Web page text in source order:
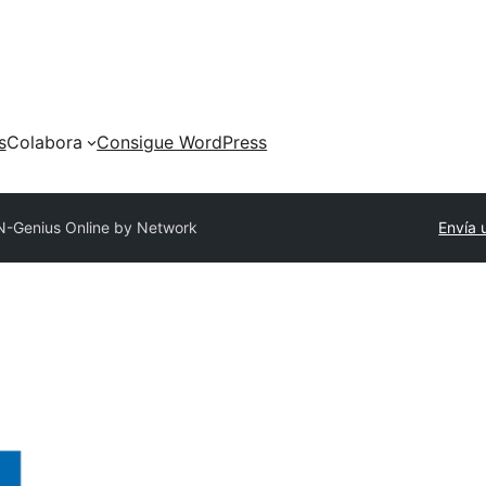
Colabora
Consigue WordPress
Genius Online by Network Envía